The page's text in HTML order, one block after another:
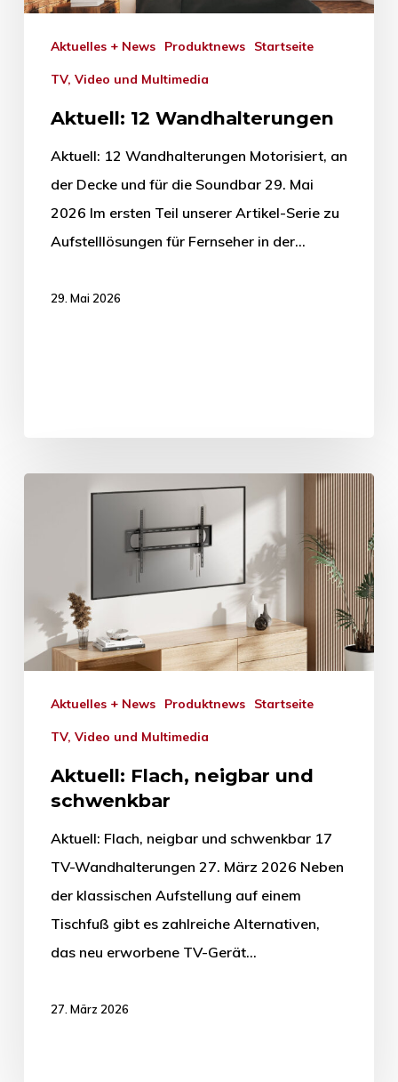
Aktuelles + News Produktnews Startseite
TV, Video und Multimedia
Aktuell: 12 Wandhalterungen
Aktuell: 12 Wandhalterungen Motorisiert, an
der Decke und für die Soundbar 29. Mai
2026 Im ersten Teil unserer Artikel-Serie zu
Aufstelllösungen für Fernseher in der…
29. Mai 2026
Aktuelles + News Produktnews Startseite
TV, Video und Multimedia
Aktuell: Flach, neigbar und
schwenkbar
Aktuell: Flach, neigbar und schwenkbar 17
TV-Wandhalterungen 27. März 2026 Neben
der klassischen Aufstellung auf einem
Tischfuß gibt es zahlreiche Alternativen,
das neu erworbene TV-Gerät…
27. März 2026